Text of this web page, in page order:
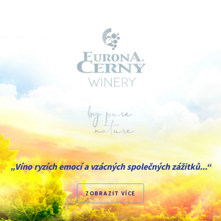
„Víno ryzích emocí a vzácných společných zážitků...“
ZOBRAZIT VÍCE